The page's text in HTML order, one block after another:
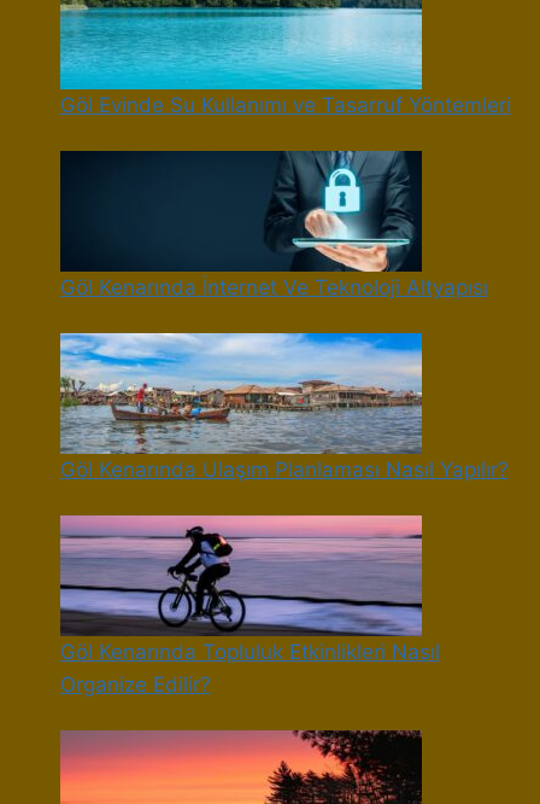
Göl Evinde Su Kullanımı ve Tasarruf Yöntemleri
Göl Kenarında İnternet Ve Teknoloji Altyapısı
Göl Kenarında Ulaşım Planlaması Nasıl Yapılır?
Göl Kenarında Topluluk Etkinlikleri Nasıl
Organize Edilir?